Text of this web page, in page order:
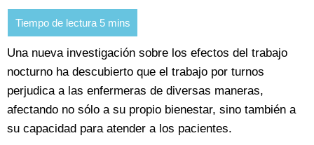
Una nueva investigación sobre los efectos del trabajo
nocturno ha descubierto que el trabajo por turnos
perjudica a las enfermeras de diversas maneras,
afectando no sólo a su propio bienestar, sino también a
su capacidad para atender a los pacientes.